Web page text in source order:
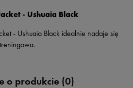
- Ushuaia Black
- Ushuaia Black idealnie nadaje się
o produkcie (0)